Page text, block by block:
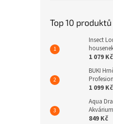
Top 10 produktů
Insect
1 079 Kč
BUKI
1 099 Kč
Aqua
849 Kč